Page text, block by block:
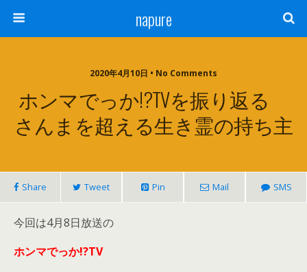
napure
2020年4月10日 • No Comments
ホンマでっか!?TVを振り返る
さんまを超える生き霊の持ち主
Share Tweet Pin Mail SMS
今回は4月8日放送の
ホンマでっか!?TV